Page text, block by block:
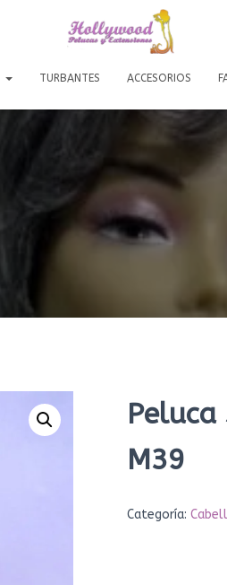
TURBANTES ACCESORIOS
M39
Categoría: